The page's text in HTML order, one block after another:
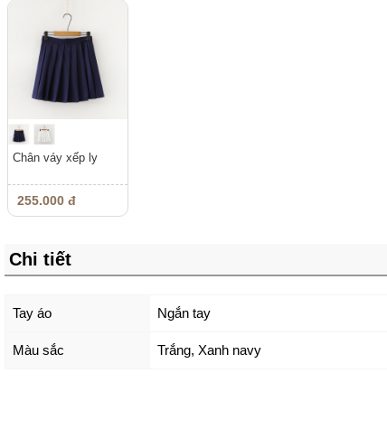
Chân váy xếp ly
255.000 đ
Chi tiết
Tay áo Ngắn tay
Màu sắc Trắng, Xanh navy